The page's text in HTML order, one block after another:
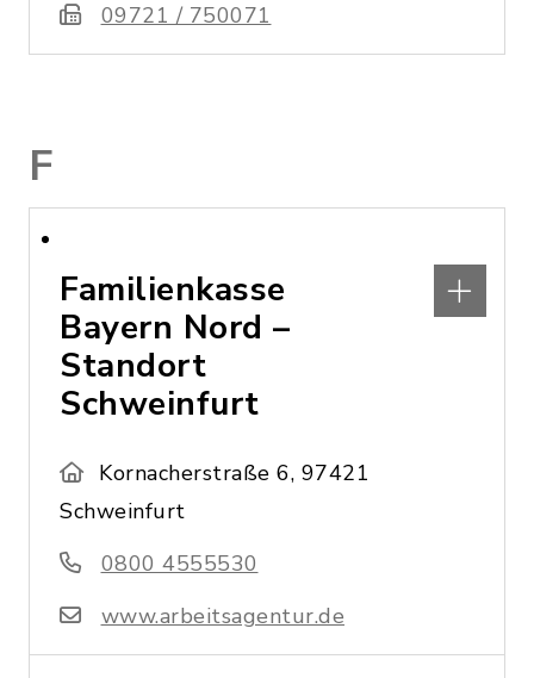
09721 / 750071
F
Familienkasse
Bayern Nord –
Standort
Schweinfurt
Kornacherstraße 6, 97421
Schweinfurt
0800 4555530
www.arbeitsagentur.de